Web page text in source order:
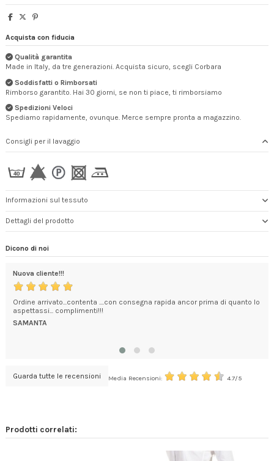
Acquista con fiducia
Qualità garantita
Made in Italy, da tre generazioni. Acquista sicuro, scegli Corbara
Soddisfatti o Rimborsati
Rimborso garantito. Hai 30 giorni, se non ti piace, ti rimborsiamo
Spedizioni Veloci
Spediamo rapidamente, ovunque. Merce sempre pronta a magazzino.
Consigli per il lavaggio
Informazioni sul tessuto
Dettagli del prodotto
Dicono di noi
Nuova cliente!!!
Ordine arrivato...contenta ....con consegna rapida ancor prima di quanto lo
aspettassi... complimenti!!!
SAMANTA
Guarda tutte le recensioni Media Recensioni: 4.7/5
Prodotti correlati: